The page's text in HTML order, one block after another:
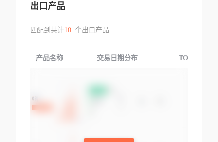
出口产品
匹配到共计10+个出口产品
产品名称 交易日期分布 TOP3交易国